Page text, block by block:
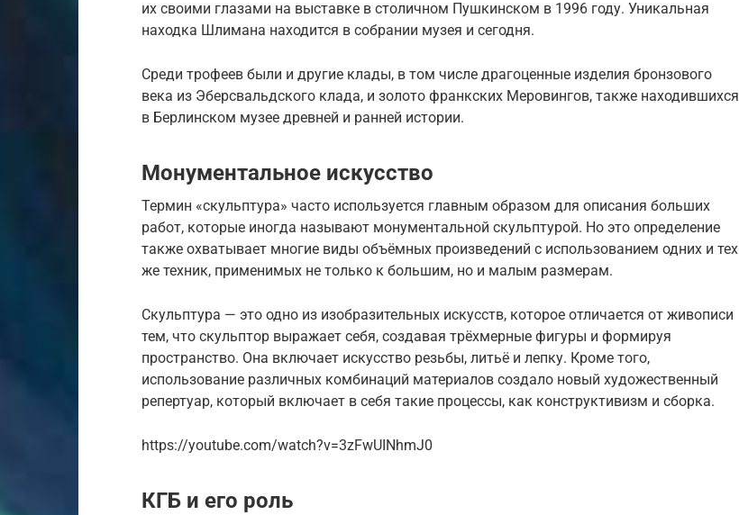
их своими глазами на выставке в столичном Пушкинском в 1996 году. Уникальная
находка Шлимана находится в собрании музея и сегодня.
Среди трофеев были и другие клады, в том числе драгоценные изделия бронзового
века из Эберсвальдского клада, и золото франкских Меровингов, также находившихся
в Берлинском музее древней и ранней истории.
Монументальное искусство
Термин «скульптура» часто используется главным образом для описания больших
работ, которые иногда называют монументальной скульптурой. Но это определение
также охватывает многие виды объёмных произведений с использованием одних и тех
же техник, применимых не только к большим, но и малым размерам.
Скульптура — это одно из изобразительных искусств, которое отличается от живописи
тем, что скульптор выражает себя, создавая трёхмерные фигуры и формируя
пространство. Она включает искусство резьбы, литьё и лепку. Кроме того,
использование различных комбинаций материалов создало новый художественный
репертуар, который включает в себя такие процессы, как конструктивизм и сборка.
https://youtube.com/watch?v=3zFwUINhmJ0
КГБ и его роль